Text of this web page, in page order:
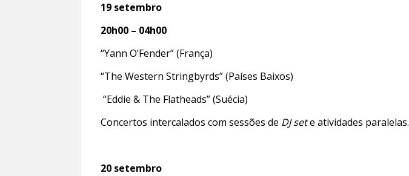
19 setembro
20h00 – 04h00
“Yann O’Fender” (França)
“The Western Stringbyrds” (Países Baixos)
“Eddie & The Flatheads” (Suécia)
Concertos intercalados com sessões de DJ sete atividades paralelas.
20 setembro